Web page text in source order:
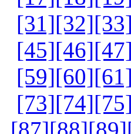
[31][32][33]
[45][46][47]
[59][60][61]
[73][74][75]